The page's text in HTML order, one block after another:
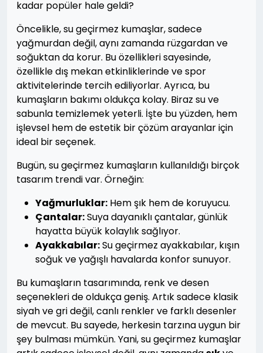
kadar popüler hale geldi?
Öncelikle, su geçirmez kumaşlar, sadece
yağmurdan değil, aynı zamanda rüzgardan ve
soğuktan da korur. Bu özellikleri sayesinde,
özellikle dış mekan etkinliklerinde ve spor
aktivitelerinde tercih ediliyorlar. Ayrıca, bu
kumaşların bakımı oldukça kolay. Biraz su ve
sabunla temizlemek yeterli. İşte bu yüzden, hem
işlevsel hem de estetik bir çözüm arayanlar için
ideal bir seçenek.
Bugün, su geçirmez kumaşların kullanıldığı birçok
tasarım trendi var. Örneğin:
Yağmurluklar: Hem şık hem de koruyucu.
Çantalar:Suya dayanıklı çantalar, günlük
hayatta büyük kolaylık sağlıyor.
Ayakkabılar:Su geçirmez ayakkabılar, kışın
soğuk ve yağışlı havalarda konfor sunuyor.
Bu kumaşların tasarımında, renk ve desen
seçenekleri de oldukça geniş. Artık sadece klasik
siyah ve gri değil, canlı renkler ve farklı desenler
de mevcut. Bu sayede, herkesin tarzına uygun bir
şey bulması mümkün. Yani, su geçirmez kumaşlar